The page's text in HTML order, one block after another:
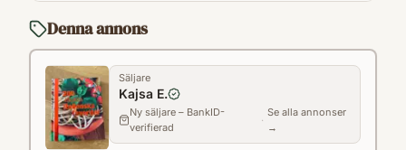
Kategori
WB
Format
Paperback
Denna annons
Säljare
Kajsa E.
Ny säljare – BankID-
verifierad
·
Se alla annonser
→